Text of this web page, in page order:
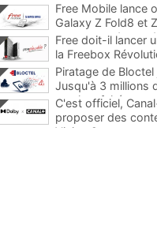
Free Mobile lance
Galaxy Z Fold8 et
promos et des
Free doit-il lancer
la Freebox
Piratage de
Jusqu'à 3 millions
auraient fuité
C'est officiel,
proposer des
Vision 2